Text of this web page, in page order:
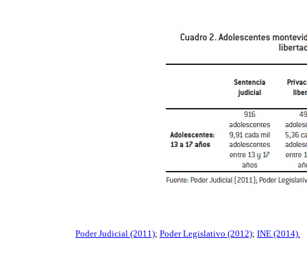
Poder Judicial (2011); Poder Legislativo (2012); INE (2014).